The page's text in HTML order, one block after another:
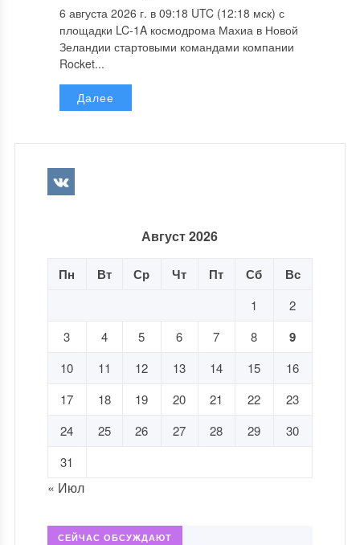
6 августа 2026 г. в 09:18 UTC (12:18 мск) с
площадки LC-1A космодрома Махиа в Новой
Зеландии стартовыми командами компании
Rocket...
Далее
Август 2026
Пн Вт Ср Чт Пт Сб Вс
1
2
3
4 5 6 7 8 9
10 11 12 13 14 15
16
17
18 19 20 21 22
23
24
25 26 27 28 29
30
31
« Июл
СЕЙЧАС ОБСУЖДАЮТ